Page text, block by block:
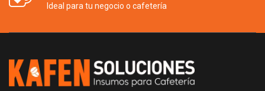
Ideal para tu negocio o cafetería